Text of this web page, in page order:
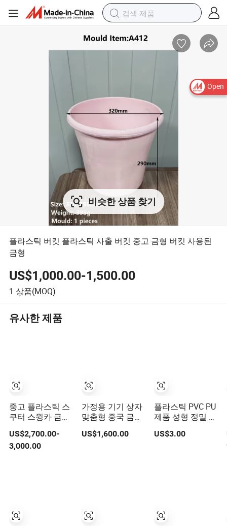
Open
비슷한 상품 찾기
플라스틱 버킷 플라스틱 사출 버킷 중고 금형 버킷 사용된
금형
US$1,000.00-1,500.00
1 상품(MOQ)
유사한 제품
중고 플라스틱 스
쿠터 스윙카 금형
공장 가격
US$2,700.00-
3,000.00
가정용 기기 상자
맞춤형 중국 금형
주입 성형 사용된
성형 플라스틱 금
US$1,600.00
플라스틱 PVC PU
제품 성형 정밀 사
용 주입 금형 플라
스틱 부품
US$3.00